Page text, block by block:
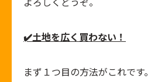
✔土地を広く買わない！
まず１つ目の方法がこれです。